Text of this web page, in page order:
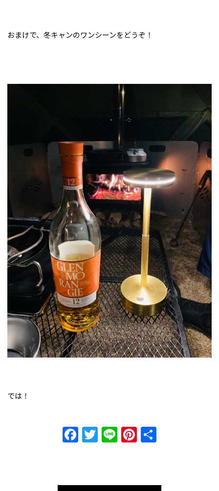
おまけで、冬キャンのワンシーンをどうぞ！
では！
Facebook
Twitter
LinePinterest